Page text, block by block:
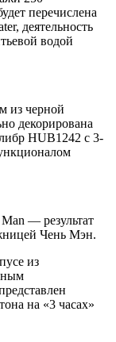
перечислена
деятельность
водой
из черной
декорирована
HUB1242 с 3-
— результат
Чень Мэн.
из
на «3 часах»